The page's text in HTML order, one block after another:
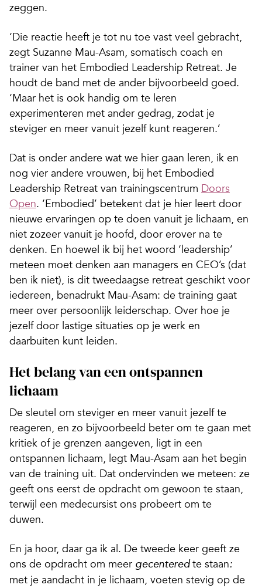
zeggen.
‘Die reactie heeft je tot nu toe vast veel gebracht,
zegt Suzanne Mau-Asam, somatisch coach en
trainer van het Embodied Leadership Retreat. Je
houdt de band met de ander bijvoorbeeld goed.
‘Maar het is ook handig om te leren
experimenteren met ander gedrag, zodat je
steviger en meer vanuit jezelf kunt reageren.’
Dat is onder andere wat we hier gaan leren, ik en
nog vier andere vrouwen, bij het Embodied
Leadership Retreat van trainingscentrum Doors
Open. ‘Embodied’ betekent dat je hier leert door
nieuwe ervaringen op te doen vanuit je lichaam, en
niet zozeer vanuit je hoofd, door erover na te
denken. En hoewel ik bij het woord ‘leadership’
meteen moet denken aan managers en CEO’s (dat
ben ik niet), is dit tweedaagse retreat geschikt voor
iedereen, benadrukt Mau-Asam: de training gaat
meer over persoonlijk leiderschap. Over hoe je
jezelf door lastige situaties op je werk en
daarbuiten kunt leiden.
Het belang van een ontspannen
lichaam
De sleutel om steviger en meer vanuit jezelf te
reageren, en zo bijvoorbeeld beter om te gaan met
kritiek of je grenzen aangeven, ligt in een
ontspannen lichaam, legt Mau-Asam aan het begin
van de training uit. Dat ondervinden we meteen: ze
geeft ons eerst de opdracht om gewoon te staan,
terwijl een medecursist ons probeert om te
duwen.
En ja hoor, daar ga ik al. De tweede keer geeft ze
ons de opdracht om meer gecentered te staan:
met je aandacht in je lichaam, voeten stevig op de